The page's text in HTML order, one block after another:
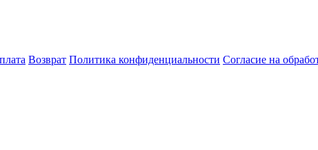
Возврат Политика конфиденциальности Согласие на